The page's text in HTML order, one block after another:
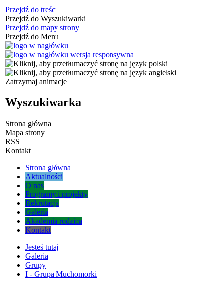
Przejdź do treści
Przejdź do Wyszukiwarki
Przejdź do mapy strony
Przejdź do Menu
Zatrzymaj animacje
Wyszukiwarka
Strona główna
Mapa strony
RSS
Kontakt
Strona główna
Aktualności
O nas
Programy i projekty
Rekrutacja
Galeria
Akademia rodzica
Kontakt
Jesteś tutaj
Galeria
Grupy
I - Grupa Muchomorki